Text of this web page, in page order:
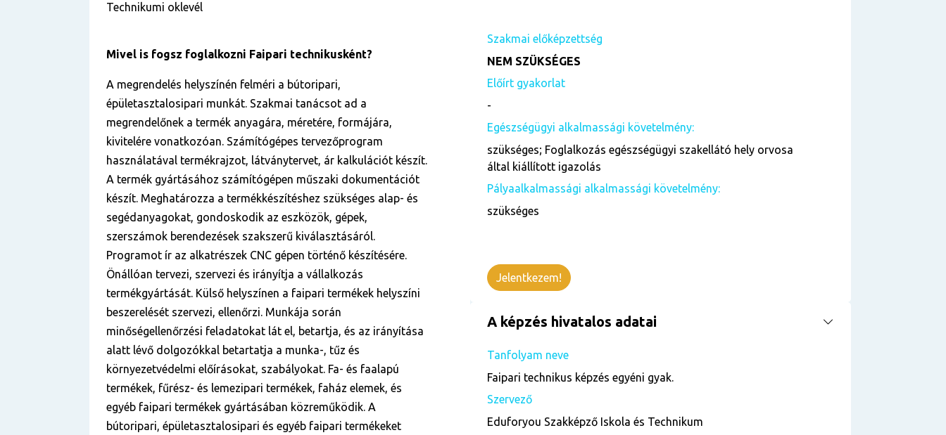
Technikumi oklevél
Mivel is fogsz foglalkozni Faipari technikusként?
A megrendelés helyszínén felméri a bútoripari,
épületasztalosipari munkát. Szakmai tanácsot ad a
megrendelőnek a termék anyagára, méretére, formájára,
kivitelére vonatkozóan. Számítógépes tervezőprogram
használatával termékrajzot, látványtervet, ár kalkulációt készít.
A termék gyártásához számítógépen műszaki dokumentációt
készít. Meghatározza a termékkészítéshez szükséges alap- és
segédanyagokat, gondoskodik az eszközök, gépek,
szerszámok berendezések szakszerű kiválasztásáról.
Programot ír az alkatrészek CNC gépen történő készítésére.
Önállóan tervezi, szervezi és irányítja a vállalkozás
termékgyártását. Külső helyszínen a faipari termékek helyszíni
beszerelését szervezi, ellenőrzi. Munkája során
minőségellenőrzési feladatokat lát el, betartja, és az irányítása
alatt lévő dolgozókkal betartatja a munka-, tűz és
környezetvédelmi előírásokat, szabályokat. Fa- és faalapú
termékek, fűrész- és lemezipari termékek, faház elemek, és
egyéb faipari termékek gyártásában közreműködik. A
bútoripari, épületasztalosipari és egyéb faipari termékeket
Szakmai előképzettség
NEM SZÜKSÉGES
Előírt gyakorlat
-
Egészségügyi alkalmassági követelmény:
szükséges; Foglalkozás egészségügyi szakellátó hely orvosa
által kiállított igazolás
Pályaalkalmassági alkalmassági követelmény:
szükséges
Jelentkezem!
A képzés hivatalos adatai
Tanfolyam neve
Faipari technikus képzés egyéni gyak.
Szervező
Eduforyou Szakképző Iskola és Technikum